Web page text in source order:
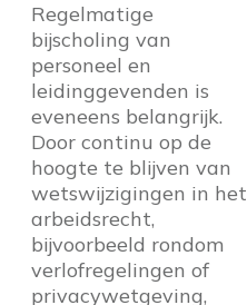
Regelmatige
bijscholing van
personeel en
leidinggevenden is
eveneens belangrijk.
Door continu op de
hoogte te blijven van
wetswijzigingen in het
arbeidsrecht,
bijvoorbeeld rondom
verlofregelingen of
privacywetgeving,